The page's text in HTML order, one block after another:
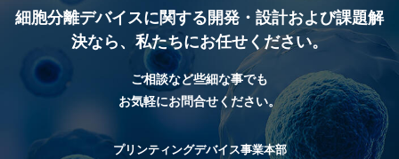
細胞分離デバイスに関する開発・設計および課題解
決なら、 私たちにお任せください。
ご相談など些細な事でも
お気軽にお問合せください。
プリンティングデバイス事業本部